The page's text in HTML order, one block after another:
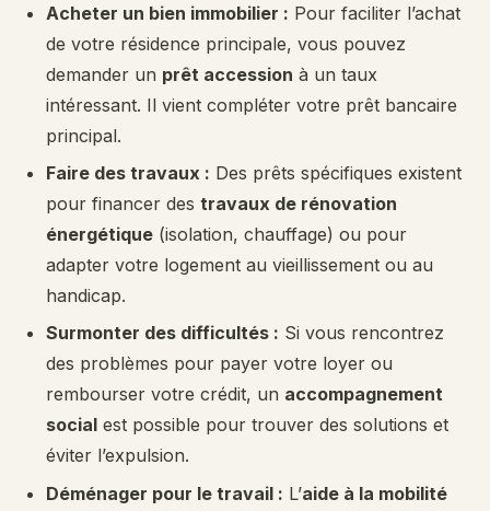
Acheter un bien immobilier : Pour faciliter l’achat
de votre résidence principale, vous pouvez
demander un prêt accession à un taux
intéressant. Il vient compléter votre prêt bancaire
principal.
Faire des travaux : Des prêts spécifiques existent
pour financer destravaux de rénovation
énergétique (isolation, chauffage) ou pour
adapter votre logement au vieillissement ou au
handicap.
Surmonter des difficultés : Si vous rencontrez
des problèmes pour payer votre loyer ou
rembourser votre crédit, un accompagnement
social est possible pour trouver des solutions et
éviter l’expulsion.
Déménager pour le travail : L’aide à la mobilité